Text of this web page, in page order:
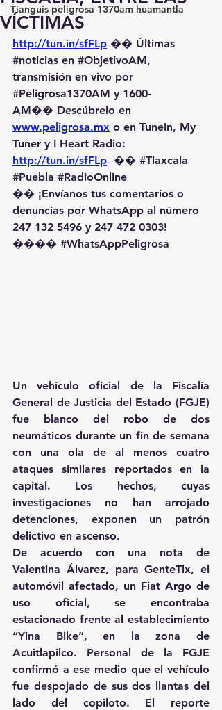
Tianguis peligrosa 1370am huamantla
VÍCTIMAS
http://tun.in/sfFLp �� Últimas
#noticias en #ObjetivoAM,
transmisión en vivo por
#Peligrosa1370AM y 1600-
AM��️ Descúbrelo en
www.peligrosa.mx o en TuneIn, My
Tuner y I Heart Radio:
http://tun.in/sfFLp �� #Tlaxcala
#Puebla #RadioOnline
�� ¡Envíanos tus comentarios o
denuncias por WhatsApp al número
247 132 5496 y 247 472 0303!
��️�� #WhatsAppPeligrosa
Un vehículo oficial de la Fiscalía
General de Justicia del Estado (FGJE)
fue blanco del robo de dos
neumáticos durante un fin de semana
con una ola de al menos cuatro
ataques similares reportados en la
capital. Los hechos, cuyas
investigaciones no han arrojado
detenciones, exponen un patrón
delictivo en ascenso.
De acuerdo con una nota de
Valentina Álvarez, para GenteTlx, el
automóvil afectado, un Fiat Argo de
uso oficial, se encontraba
estacionado frente al establecimiento
“Yina Bike”, en la zona de
Acuitlapilco. Personal de la FGJE
confirmó a ese medio que el vehículo
fue despojado de sus dos llantas del
lado del copiloto. El reporte